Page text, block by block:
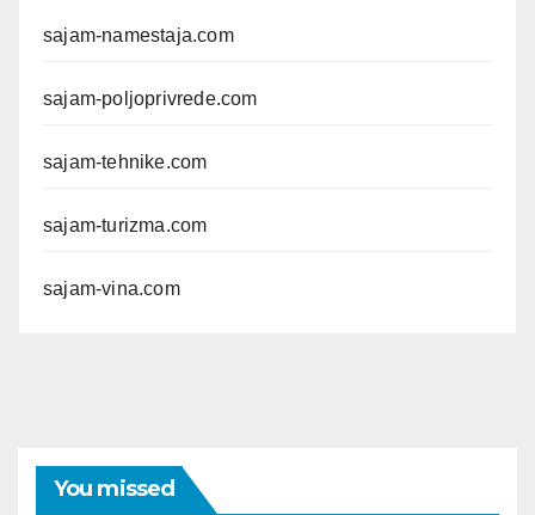
sajam-namestaja.com
sajam-poljoprivrede.com
sajam-tehnike.com
sajam-turizma.com
sajam-vina.com
You missed